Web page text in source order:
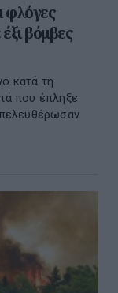
φλόγες
βόμβες
κατά τη
που έπληξε